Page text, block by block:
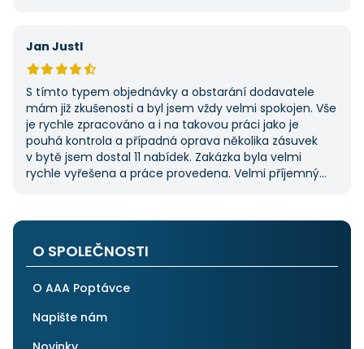
Jan Justl
S tímto typem objednávky a obstarání dodavatele
mám již zkušenosti a byl jsem vždy velmi spokojen. Vše
je rychle zpracováno a i na takovou práci jako je
pouhá kontrola a případná oprava několika zásuvek
v bytě jsem dostal 11 nabídek. Zakázka byla velmi
rychle vyřešena a práce provedena. Velmi příjemný
po všech stránkách plně spolehnout.
O SPOLEČNOSTI
O AAA Poptávce
Napište nám